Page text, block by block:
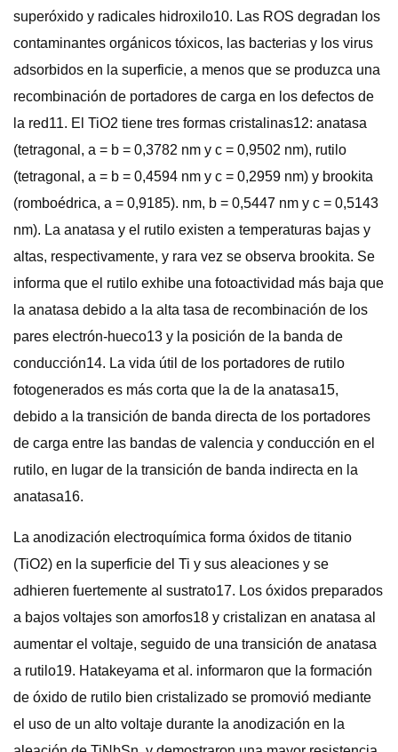
superóxido y radicales hidroxilo10. Las ROS degradan los
contaminantes orgánicos tóxicos, las bacterias y los virus
adsorbidos en la superficie, a menos que se produzca una
recombinación de portadores de carga en los defectos de
la red11. El TiO2 tiene tres formas cristalinas12: anatasa
(tetragonal, a = b = 0,3782 nm y c = 0,9502 nm), rutilo
(tetragonal, a = b = 0,4594 nm y c = 0,2959 nm) y brookita
(romboédrica, a = 0,9185). nm, b = 0,5447 nm y c = 0,5143
nm). La anatasa y el rutilo existen a temperaturas bajas y
altas, respectivamente, y rara vez se observa brookita. Se
informa que el rutilo exhibe una fotoactividad más baja que
la anatasa debido a la alta tasa de recombinación de los
pares electrón-hueco13 y la posición de la banda de
conducción14. La vida útil de los portadores de rutilo
fotogenerados es más corta que la de la anatasa15,
debido a la transición de banda directa de los portadores
de carga entre las bandas de valencia y conducción en el
rutilo, en lugar de la transición de banda indirecta en la
anatasa16.
La anodización electroquímica forma óxidos de titanio
(TiO2) en la superficie del Ti y sus aleaciones y se
adhieren fuertemente al sustrato17. Los óxidos preparados
a bajos voltajes son amorfos18 y cristalizan en anatasa al
aumentar el voltaje, seguido de una transición de anatasa
a rutilo19. Hatakeyama et al. informaron que la formación
de óxido de rutilo bien cristalizado se promovió mediante
el uso de un alto voltaje durante la anodización en la